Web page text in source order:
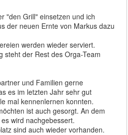
"den Grill" einsetzen und ich
der neuen Ernte von Markus dazu
werden wieder serviert.
steht der Rest des Orga-Team
und Familien gerne
es im letzten Jahr sehr gut
mal kennenlernen konnten.
ist auch gesorgt. An dem
wird nachgebessert.
sind auch wieder vorhanden.